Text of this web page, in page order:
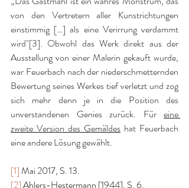
von den Vertretern aller Kunstrichtungen
einstimmig […] als eine Verirrung verdammt
wird"[3]. Obwohl das Werk direkt aus der
Ausstellung von einer Malerin gekauft wurde,
war Feuerbach nach der niederschmetternden
Bewertung seines Werkes tief verletzt und zog
sich mehr denn je in die Position des
unverstandenen Genies zurück. Für eine
zweite Version des Gemäldes hat Feuerbach
eine andere Lösung gewählt.
[1] Mai 2017, S. 13.
[2] Ahlers-Hestermann [1944], S. 6.